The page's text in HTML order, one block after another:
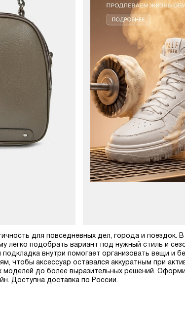
для повседневных дел, города и поездок.
легко подобрать вариант под нужный стиль и
внутри помогает организовать вещи и
чтобы аксессуар оставался аккуратным при
до более выразительных решений.
Доступна доставка по России.